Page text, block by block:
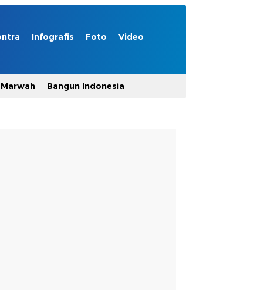
Infografis Foto Video
Bangun Indonesia